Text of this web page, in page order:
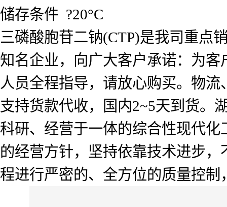
储存条件 ?20°C
三磷酸胞苷二钠(CTP)是我司重点
知名企业，向广大客户承诺：为
人员全程指导，请放心购买。物
支持货款代收，国内2~5天到货。
科研、经营于一体的综合性现代
的经营方针，坚持依靠技术进步
程进行严密的、全方位的质量控